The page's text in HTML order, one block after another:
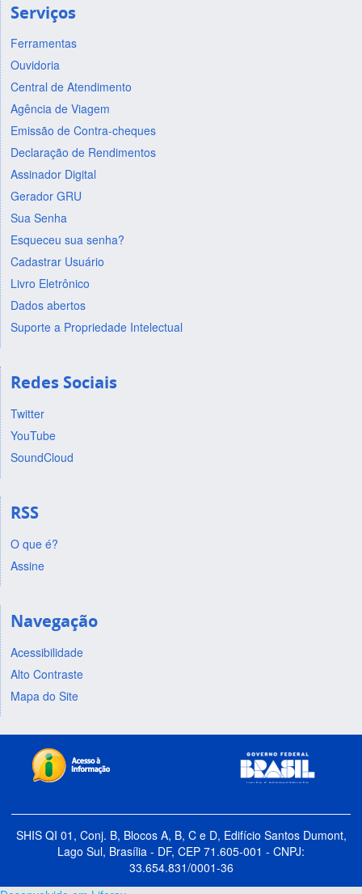
Serviços
Ferramentas
Ouvidoria
Central de Atendimento
Agência de Viagem
Emissão de Contra-cheques
Declaração de Rendimentos
Assinador Digital
Gerador GRU
Sua Senha
Esqueceu sua senha?
Cadastrar Usuário
Livro Eletrônico
Dados abertos
Suporte a Propriedade Intelectual
Redes Sociais
Twitter
YouTube
SoundCloud
RSS
O que é?
Assine
Navegação
Acessibilidade
Alto Contraste
Mapa do Site
SHIS QI 01, Conj. B, Blocos A, B, C e D, Edifício Santos Dumont,
Lago Sul, Brasília - DF, CEP 71.605-001 - CNPJ:
33.654.831/0001-36